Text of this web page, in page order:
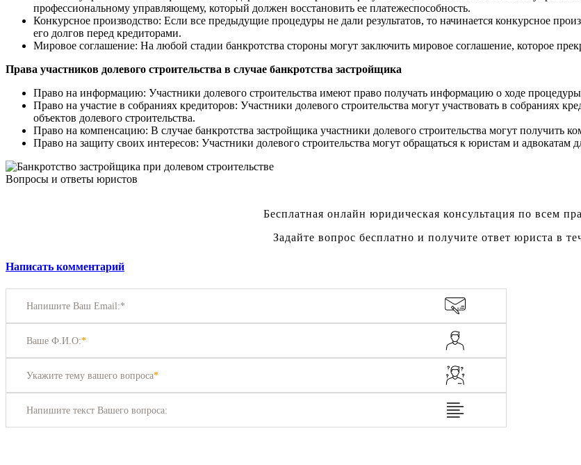
профессиональному управляющему, который должен восстановить ее платежеспособность.
Конкурсное производство: Если все предыдущие процедуры не дали результатов, то начинается конкурсное
его долгов перед кредиторами.
Мировое соглашение: На любой стадии банкротства стороны могут заключить мировое соглашение, которое
Права участников долевого строительства в случае банкротства застройщика
Право на информацию: Участники долевого строительства имеют право получать информацию о ходе
Право на участие в собраниях кредиторов: Участники долевого строительства могут участвовать в собраниях
объектов долевого строительства.
Право на компенсацию: В случае банкротства застройщика участники долевого строительства могут получить
Право на защиту своих интересов: Участники долевого строительства могут обращаться к юристам и адвокатам
Вопросы и ответы юристов
Бесплатная онлайн юридическая консультация по всем
Задайте вопрос бесплатно и получите ответ юриста в
Написать комментарий
Напишите Ваш Email:*
Ваше Ф.И.О:*
Укажите тему вашего вопроса*
Напишите текст Вашего вопроса: